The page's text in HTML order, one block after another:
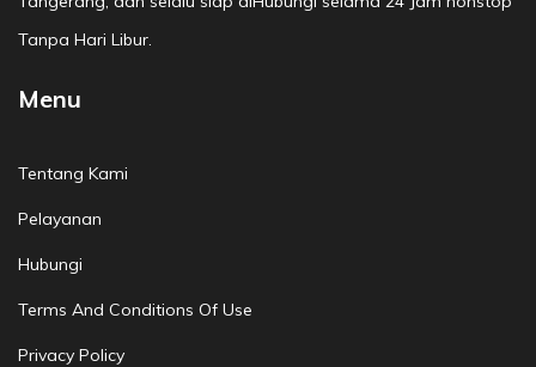
Tanpa Hari Libur.
Menu
Tentang Kami
Pelayanan
Hubungi
Terms And Conditions Of Use
Privacy Policy